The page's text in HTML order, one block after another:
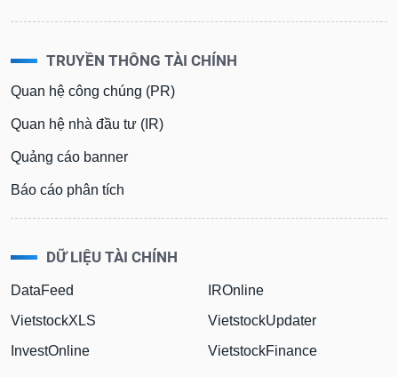
TRUYỀN THÔNG TÀI CHÍNH
Quan hệ công chúng (PR)
Quan hệ nhà đầu tư (IR)
Quảng cáo banner
Báo cáo phân tích
DỮ LIỆU TÀI CHÍNH
DataFeed
VietstockXLS
InvestOnline
IROnline
VietstockUpdater
VietstockFinance